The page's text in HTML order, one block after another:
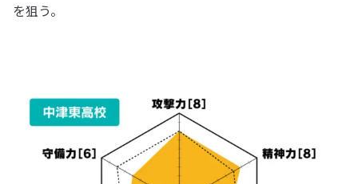
を狙う。